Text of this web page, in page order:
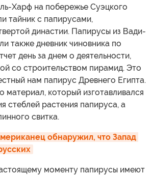
Харф на побережье Суэцкого
тайник с папирусами,
династии. Папирусы из Вади-
также дневник чиновника по
день за днем о деятельности,
со строительством пирамид. Это
нам папирус Древнего Египта.
который изготавливался
стеблей растения папируса, а
свитка.
обнаружил, что Запад
моменту папирусы имеют